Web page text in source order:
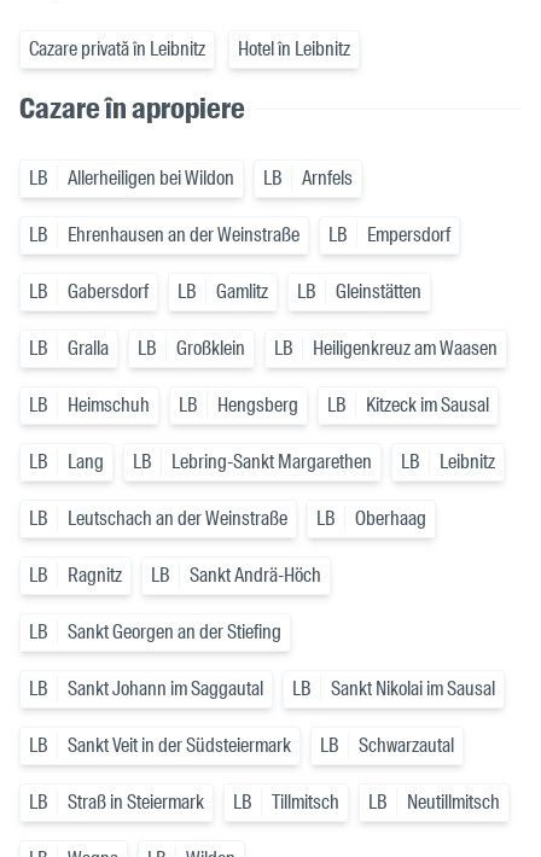
Cazare privată în Leibnitz Hotel în Leibnitz
Cazare în apropiere
LB Allerheiligen bei Wildon LB Arnfels
LB Ehrenhausen an der Weinstraße LB Empersdorf
LB Gabersdorf LB Gamlitz LB Gleinstätten
LB Gralla LB Großklein LB Heiligenkreuz am Waasen
LB Heimschuh LB Hengsberg LB Kitzeck im Sausal
LB Lang LB Lebring-Sankt Margarethen LB Leibnitz
LB Leutschach an der Weinstraße LB Oberhaag
LB Ragnitz LB Sankt Andrä-Höch
LB Sankt Georgen an der Stiefing
LB Sankt Johann im Saggautal LB Sankt Nikolai im Sausal
LB Sankt Veit in der Südsteiermark LB Schwarzautal
LB Straß in Steiermark LB Tillmitsch LB Neutillmitsch